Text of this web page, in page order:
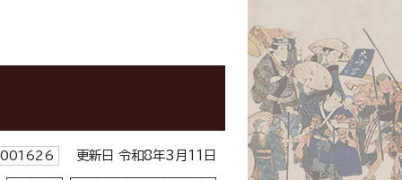
更新日 令和8年3月11日